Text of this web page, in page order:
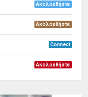
Ακολουθήστε
Ακολουθήστε
Connect
Ακολουθήστε